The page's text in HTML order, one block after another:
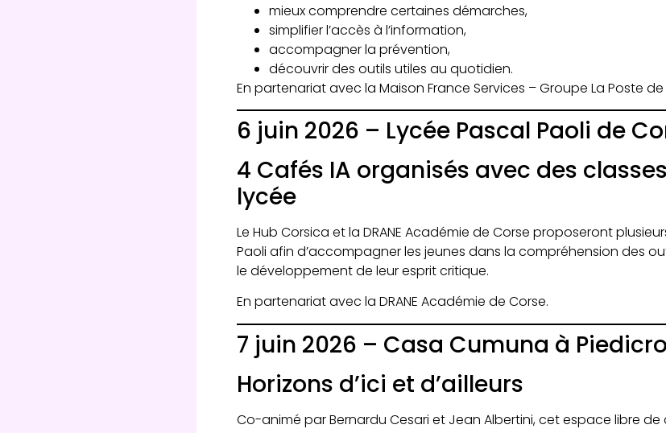
mieux comprendre certaines démarches,
simplifier l’accès à l’information,
accompagner la prévention,
découvrir des outils utiles au quotidien.
En partenariat avec la Maison France Services – Groupe La Poste
6 juin 2026 – Lycée Pascal Paoli de
4 Cafés IA organisés avec des
lycée
Le Hub Corsica et la DRANE Académie de Corse proposeront
Paoli afin d’accompagner les jeunes dans la compréhension des
le développement de leur esprit critique.
En partenariat avec la DRANE Académie de Corse.
7 juin 2026 – Casa Cumuna à
Horizons d’ici et d’ailleurs
Co-animé par Bernardu Cesari et Jean Albertini, cet espace libre